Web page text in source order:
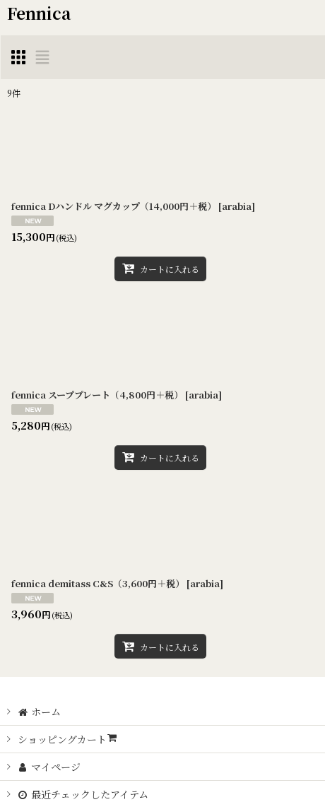
Fennica
9件
fennica Dハンドル マグカップ（14,000円＋税） [arabia]
15,300円(税込)
カートに入れる
fennica スーププレート（4,800円＋税） [arabia]
5,280円(税込)
カートに入れる
fennica demitass C&S（3,600円＋税） [arabia]
3,960円(税込)
カートに入れる
ホーム
ショッピングカート
マイページ
最近チェックしたアイテム